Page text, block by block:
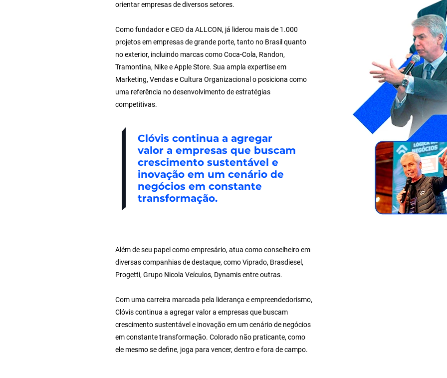
orientar empresas de diversos setores.
Como fundador e CEO da ALLCON, já liderou mais de 1.000
projetos em empresas de grande porte, tanto no Brasil quanto
no exterior, incluindo marcas como Coca-Cola, Randon,
Tramontina, Nike e Apple Store. Sua ampla expertise em
Marketing, Vendas e Cultura Organizacional o posiciona como
uma referência no desenvolvimento de estratégias
competitivas.
Clóvis continua a agregar
valor a empresas que buscam
crescimento sustentável e
inovação em um cenário de
negócios em constante
transformação.
Além de seu papel como empresário, atua como conselheiro em
diversas companhias de destaque, como Viprado, Brasdiesel,
Progetti, Grupo Nicola Veículos, Dynamis entre outras.
Com uma carreira marcada pela liderança e empreendedorismo,
Clóvis continua a agregar valor a empresas que buscam
crescimento sustentável e inovação em um cenário de negócios
em constante transformação. Colorado não praticante, como
ele mesmo se define, joga para vencer, dentro e fora de campo.